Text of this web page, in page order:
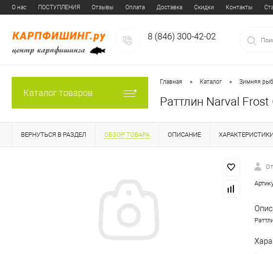
О нас ПОСТУПЛЕНИЯ Отзывы Оплата Доставка Скидки Контакты
8 (846) 300-42-02
Каталог товаров
Главная • Каталог • Зимняя
Раттлин Narval
ВЕРНУТЬСЯ В РАЗДЕЛ ОБЗОР ТОВАРА ОПИСАНИЕ ХАРАКТЕРИСТИКИ